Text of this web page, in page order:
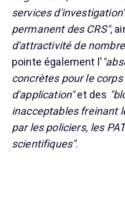
services
permanent des CRS",
d'attractivité de
pointe également l'
concrètes pour le
d'application"et des
inacceptables freinant
par les policiers, les
scientifiques".